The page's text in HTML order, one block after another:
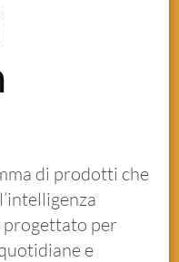
di prodotti che
per
e